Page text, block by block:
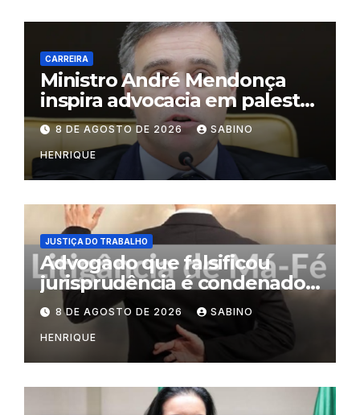
CARREIRA
Ministro André Mendonça
inspira advocacia em palestra
na OAB do Rio
8 DE AGOSTO DE 2026 SABINO
HENRIQUE
JUSTIÇA DO TRABALHO
Advogado que falsificou
jurisprudência é condenado
por litigância de má-fé
8 DE AGOSTO DE 2026 SABINO
HENRIQUE